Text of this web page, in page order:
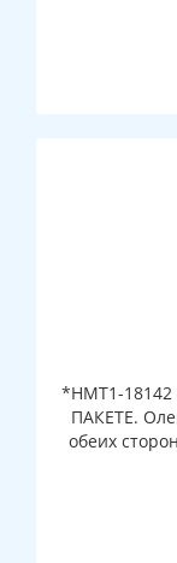
*НМТ1-18142
ПАКЕТЕ.
обеих
упаковке,